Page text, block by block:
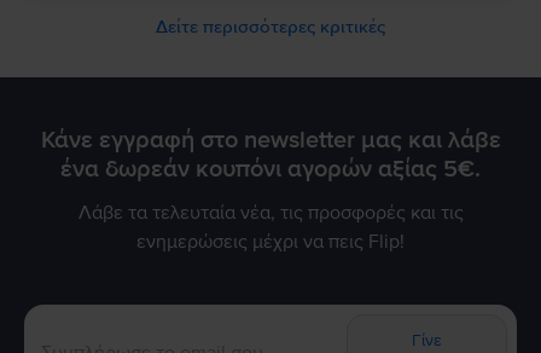
Δείτε περισσότερες κριτικές
Κάνε εγγραφή στο newsletter μας και λάβε
ένα δωρεάν κουπόνι αγορών αξίας 5€.
Λάβε τα τελευταία νέα, τις προσφορές και τις
ενημερώσεις μέχρι να πεις Flip!
Γίνε